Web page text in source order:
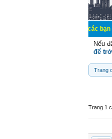
Chào mừng các bạn đến với
Nếu
để
Trang
Trang 1